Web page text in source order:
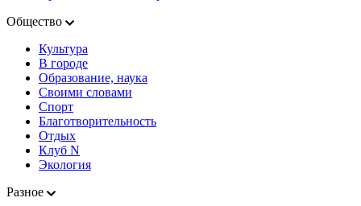
Общество
Культура
В городе
Образование, наука
Своими словами
Спорт
Благотворительность
Отдых
Клуб N
Экология
Разное